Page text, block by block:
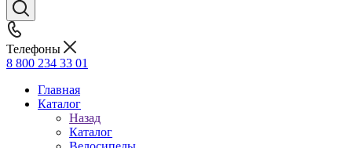
Телефоны
8 800 234 33 01
Главная
Каталог
Назад
Каталог